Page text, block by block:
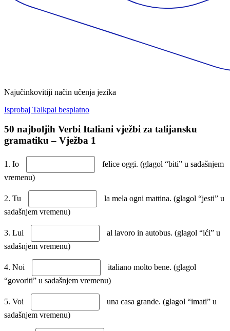
Najučinkovitiji način učenja jezika
Isprobaj Talkpal besplatno
50 najboljih Verbi Italiani vježbi za talijansku
gramatiku – Vježba 1
1. Io
felice oggi. (glagol “biti” u sadašnjem
vremenu)
2. Tu
la mela ogni mattina. (glagol “jesti” u
sadašnjem vremenu)
3. Lui
al lavoro in autobus. (glagol “ići” u
sadašnjem vremenu)
4. Noi
italiano molto bene. (glagol
“govoriti” u sadašnjem vremenu)
5. Voi
una casa grande. (glagol “imati” u
sadašnjem vremenu)